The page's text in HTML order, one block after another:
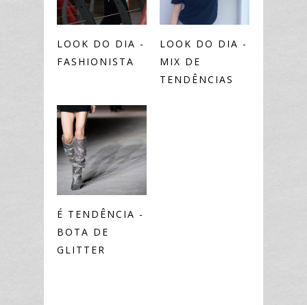
LOOK DO DIA -
FASHIONISTA
LOOK DO DIA -
MIX DE
TENDÊNCIAS
É TENDÊNCIA -
BOTA DE
GLITTER